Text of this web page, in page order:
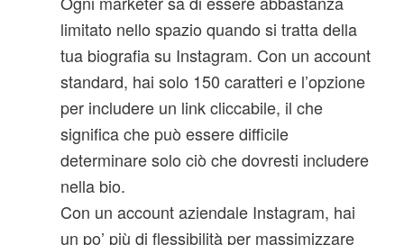
limitato nello spazio quando si tratta della
tua biografia su Instagram. Con un account
standard, hai solo 150 caratteri e l’opzione
per includere un link cliccabile, il che
significa che può essere difficile
determinare solo ciò che dovresti includere
nella bio.
Con un account aziendale Instagram, hai
un po’ più di flessibilità per massimizzare